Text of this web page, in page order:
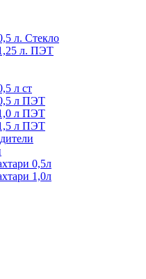
л. Стекло
л. ПЭТ
л ст
л ПЭТ
л ПЭТ
л ПЭТ
0,5л
1,0л